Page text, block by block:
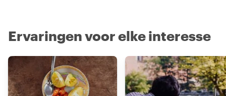
Ervaringen voor elke interesse